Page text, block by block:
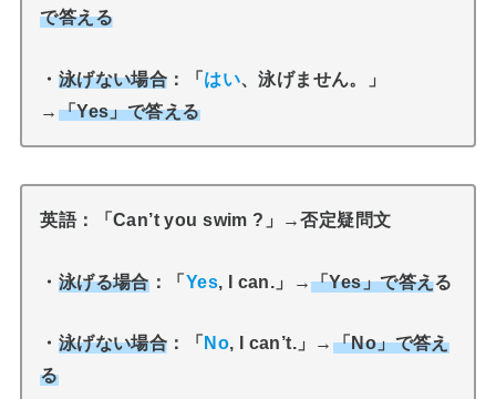
で答える
・ 泳げない場合 ：「はい、泳げません。」
→ 「Yes」で答える
英語：「Can’t you swim ?」→否定疑問文
・ 泳げる場合：「Yes, I can.」→「Yes」で答える
・ 泳げない場合 ：「No, I can’t.」→ 「No」で答え
る